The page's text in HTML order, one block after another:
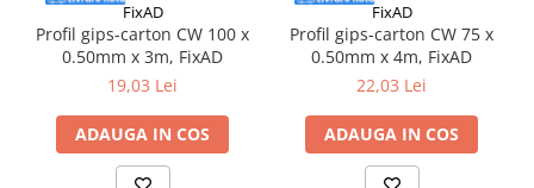
FixAD
Profil gips-carton CW 100 x
0.50mm x 3m, FixAD
19,03 Lei
ADAUGA IN COS
FixAD
Profil gips-carton CW 75 x
0.50mm x 4m, FixAD
22,03 Lei
ADAUGA IN COS